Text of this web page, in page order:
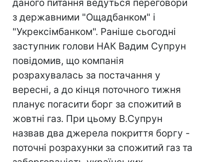
даного питання ведуться переговори
з державними "Ощадбанком" і
"Укрексімбанком". Раніше сьогодні
заступник голови НАК Вадим Супрун
повідомив, що компанія
розрахувалась за постачання у
вересні, а до кінця поточного тижня
планує погасити борг за спожитий в
жовтні газ. При цьому В.Супрун
назвав два джерела покриття боргу -
поточні розрахунки за спожитий газ та